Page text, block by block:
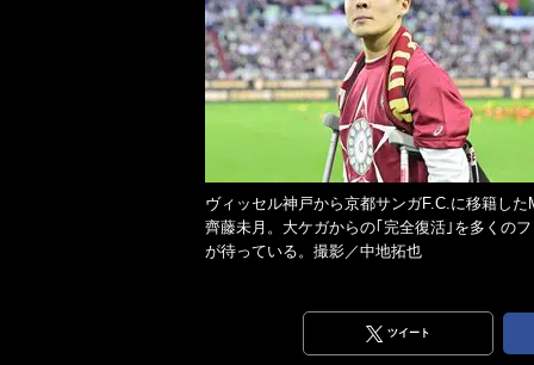
ヴィッセル神戸から京都サンガF.C.に移籍した
齊藤未月。大ケガからの｢完全復活｣を多くの
が待っている。撮影／中地拓也
ツイート